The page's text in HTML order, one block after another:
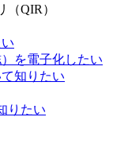
QIR）
を電子化したい
知りたい
りたい